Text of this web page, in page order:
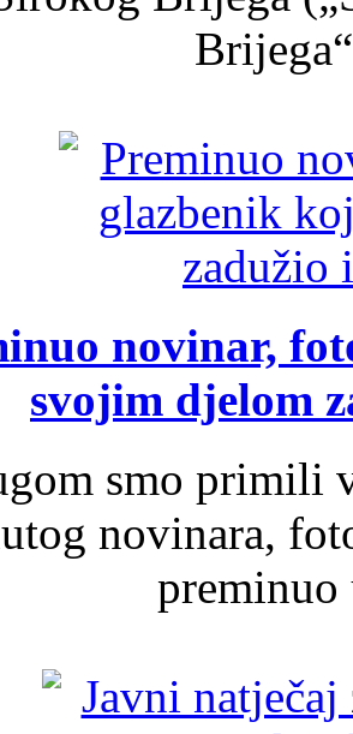
novinar,
svojim djelom
smo primili
novinara,